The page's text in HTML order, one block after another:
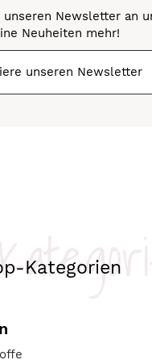
Newsletter an
Neuheiten mehr!
unseren Newsletter
Kategorien